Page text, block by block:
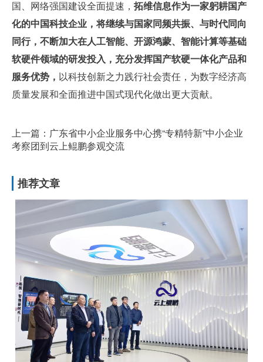
国、网络强国建设全面提速， 拓维信息作为一家躬耕国产
化的中国科技企业，将继续与国家同频共振、与时代同向
同行，不断加大在人工智能、开源鸿蒙、智能计算等基础
软硬件领域的研发投入，充分发挥国产软硬一体化产品和
服务优势， 以科技创新之力践行社会责任，为数字经济高
质量发展和全面推进中国式现代化做出更大贡献。
上一篇：广东省中小企业服务中心携“专精特新”中小企业
考察团到云上鲲鹏参观交流
推荐文章